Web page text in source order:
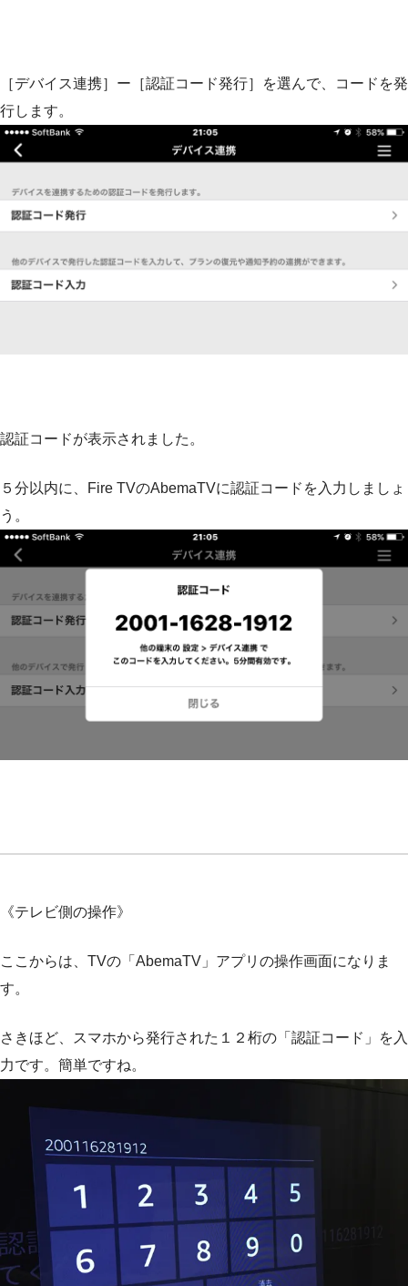
［デバイス連携］ー［認証コード発行］を選んで、コードを発
行します。
認証コードが表示されました。
５分以内に、Fire TVのAbemaTVに認証コードを入力しましょ
う。
《テレビ側の操作》
ここからは、TVの「AbemaTV」アプリの操作画面になりま
す。
さきほど、スマホから発行された１２桁の「認証コード」を入
力です。簡単ですね。